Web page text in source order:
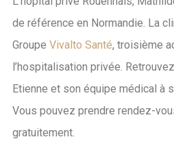
de référence en Normandie. La
Groupe Vivalto Santé, troisième
l’hospitalisation privée.
Etienne et son équipe médical à
Vous pouvez prendre rendez-
gratuitement.